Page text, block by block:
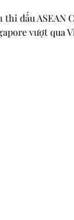
thi đấu ASEAN
vượt qua